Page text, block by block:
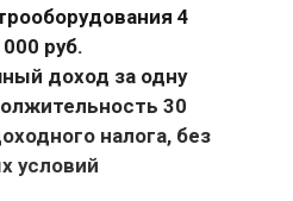
4
руб.
доход за одну
30
налога, без
условий